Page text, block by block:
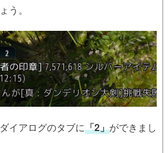
う。
イアログのタブに「2」ができまし